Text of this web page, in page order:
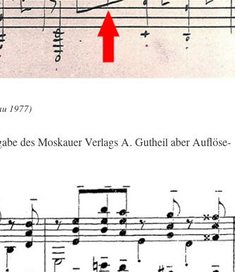
1977)
des Mos­kau­er Ver­lags A. Gut­heil aber Auf­lö­se­